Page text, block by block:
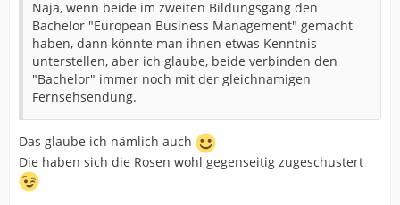
Naja, wenn beide im zweiten Bildungsgang den
Bachelor "European Business Management" gemacht
haben, dann könnte man ihnen etwas Kenntnis
unterstellen, aber ich glaube, beide verbinden den
"Bachelor" immer noch mit der gleichnamigen
Fernsehsendung.
Das glaube ich nämlich auch
Die haben sich die Rosen wohl gegenseitig zugeschustert